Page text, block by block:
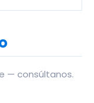
— consúltanos.